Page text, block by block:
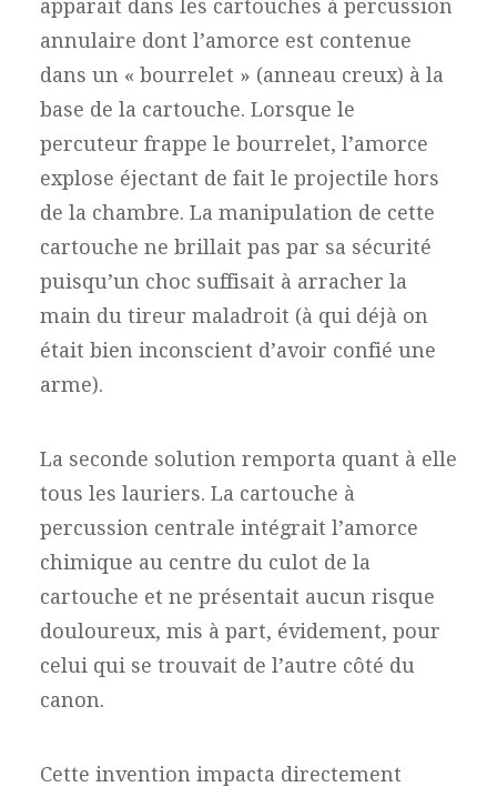
apparait dans les cartouches à percussion
annulaire dont l’amorce est contenue
dans un « bourrelet » (anneau creux) à la
base de la cartouche. Lorsque le
percuteur frappe le bourrelet, l’amorce
explose éjectant de fait le projectile hors
de la chambre. La manipulation de cette
cartouche ne brillait pas par sa sécurité
puisqu’un choc suffisait à arracher la
main du tireur maladroit (à qui déjà on
était bien inconscient d’avoir confié une
arme).
La seconde solution remporta quant à elle
tous les lauriers. La cartouche à
percussion centrale intégrait l’amorce
chimique au centre du culot de la
cartouche et ne présentait aucun risque
douloureux, mis à part, évidement, pour
celui qui se trouvait de l’autre côté du
canon.
Cette invention impacta directement